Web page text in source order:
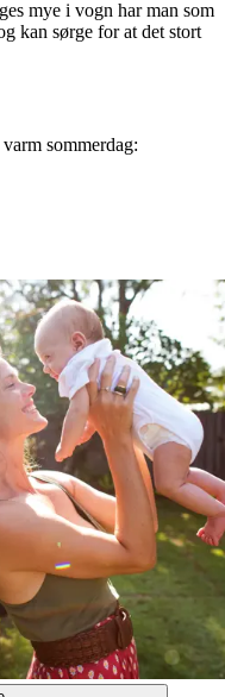
mye i vogn har man som
kan sørge for at det stort
sommerdag: